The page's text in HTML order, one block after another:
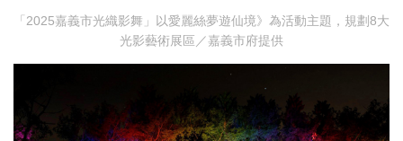
「2025嘉義市光織影舞」以愛麗絲夢遊仙境》為活動主題，規劃8大
光影藝術展區／嘉義市府提供